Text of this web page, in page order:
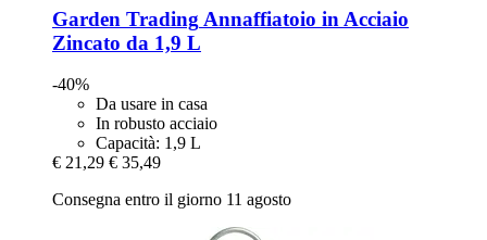
Garden Trading Annaffiatoio in Acciaio
Zincato da 1,9 L
-40%
Da usare in casa
In robusto acciaio
Capacità: 1,9 L
€ 21,29 € 35,49
Consegna entro il giorno 11 agosto